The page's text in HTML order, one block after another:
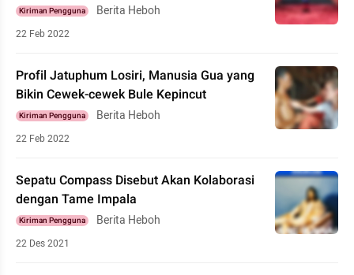
Kiriman Pengguna Berita Heboh
22 Feb 2022
Profil Jatuphum Losiri, Manusia Gua yang
Bikin Cewek-cewek Bule Kepincut
Kiriman Pengguna Berita Heboh
22 Feb 2022
Sepatu Compass Disebut Akan Kolaborasi
dengan Tame Impala
Kiriman Pengguna Berita Heboh
22 Des 2021